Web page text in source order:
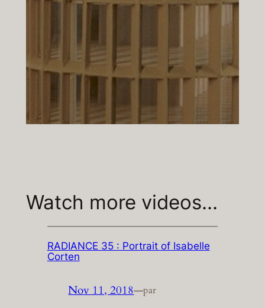
Watch more videos…
RADIANCE 35 : Portrait of Isabelle
Corten
Nov 11, 2018—par